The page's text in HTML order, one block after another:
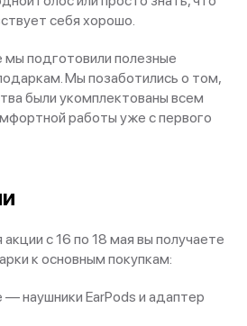
себя хорошо.
мы подготовили полезные
Мы позаботились о том,
были укомплектованы всем
работы уже с первого
с 16 по 18 мая вы получаете
к основным покупкам:
— наушники EarPods и адаптер